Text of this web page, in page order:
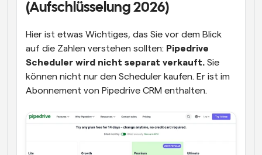
(Aufschlüsselung 2026)
Hier ist etwas Wichtiges, das Sie vor dem Blick
auf die Zahlen verstehen sollten: Pipedrive
Scheduler wird nicht separat verkauft. Sie
können nicht nur den Scheduler kaufen. Er ist im
Abonnement von Pipedrive CRM enthalten.